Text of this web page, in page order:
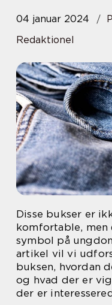
04 januar 2024
Redaktionel
Disse bukser er
komfortable, men
symbol på
artikel vil vi
buksen, hvordan
og hvad der er
der er